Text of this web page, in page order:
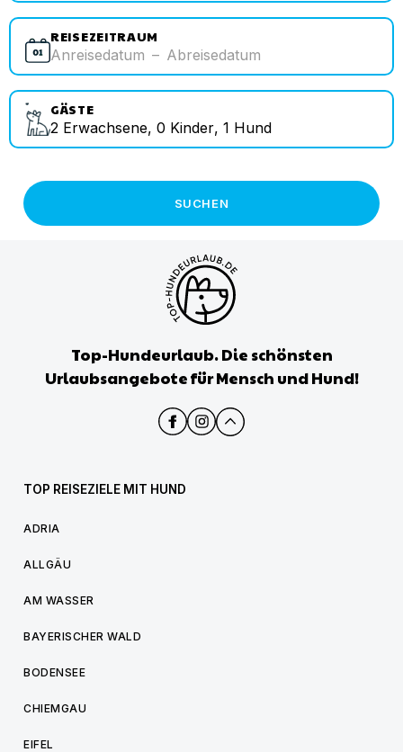
REISEZEITRAUM
Anreisedatum – Abreisedatum
GÄSTE
2 Erwachsene, 0 Kinder, 1 Hund
SUCHEN
Top-Hundeurlaub. Die schönsten
Urlaubsangebote für Mensch und Hund!
TOP REISEZIELE MIT HUND
ADRIA
ALLGÄU
AM WASSER
BAYERISCHER WALD
BODENSEE
CHIEMGAU
EIFEL